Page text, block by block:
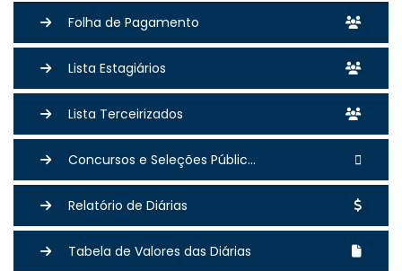
Folha de Pagamento
Lista Estagiários
Lista Terceirizados
Concursos e Seleções Públic...
Relatório de Diárias
Tabela de Valores das Diárias